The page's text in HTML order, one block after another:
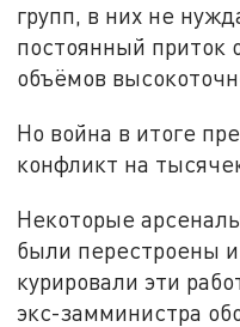
групп, в них не
постоянный приток
объёмов
Но война в итоге
конфликт на
Некоторые
были перестроены
курировали эти
экс-замминистра